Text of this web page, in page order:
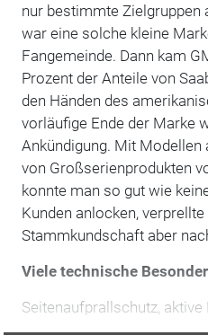
nur bestimmte Zielgruppen
war eine solche kleine
Fangemeinde. Dann kam
Prozent der Anteile von
den Händen des
vorläufige Ende der Marke
Ankündigung. Mit Modellen
von Großserienprodukten
konnte man so gut wie
Kunden anlocken, verprellte
Stammkundschaft aber
Viele technische
Seitenaufprallschutz, aktive